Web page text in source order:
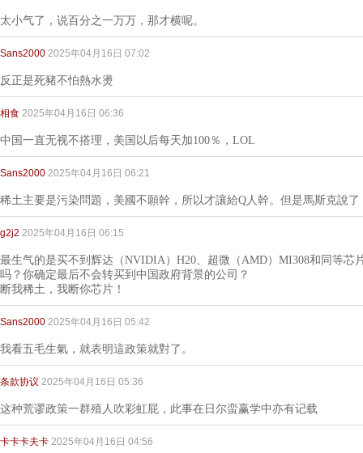
太小气了，说百分之一万万，那才横呢。
Sans2000 2025年04月16日 07:02
反正是死豬不怕熱水燙
相食 2025年04月16日 06:36
中国一直无视不搭理，美国以后每天加100％，LOL
Sans2000 2025年04月16日 06:21
稀土主要是污染問題，美國不願幹，所以才讓給Q人幹。但是馬斯克說
g2j2 2025年04月16日 06:15
最生气的是买不到辉达（NVIDIA）H20、超微（AMD）MI308和同等芯
吗？你确定最后不会转买到中国政府背景的公司？
断我稀土，我断你芯片！
Sans2000 2025年04月16日 05:42
我看五毛生氣，就表明這政策就對了。
条款协议 2025年04月16日 05:36
这种荒谬政策一群殖人吹彩虹屁，此事在日尔蛮赢学中亦有记载
卡卡卡夫卡 2025年04月16日 04:56